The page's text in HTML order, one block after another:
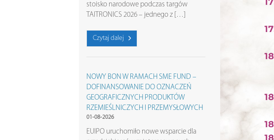
stoisko narodowe podczas targów
TAITRONICS 2026 – jednego z […]
Czytaj dalej
NOWY BON W RAMACH SME FUND –
DOFINANSOWANIE DO OZNACZEŃ
GEOGRAFICZNYCH PRODUKTÓW
RZEMIEŚLNICZYCH I PRZEMYSŁOWYCH
01-08-2026
EUIPO uruchomiło nowe wsparcie dla